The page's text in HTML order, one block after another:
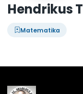
Hendrikus
Matematika